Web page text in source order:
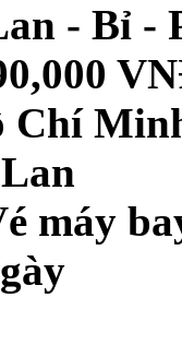
- Bỉ -
Chí
máy